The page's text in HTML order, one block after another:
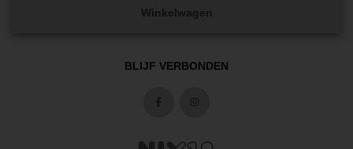
Winkelwagen
BLIJF VERBONDEN